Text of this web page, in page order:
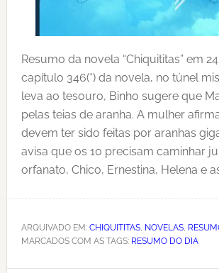
Resumo da novela “Chiquititas” em
capítulo 346(*) da novela, no túnel
leva ao tesouro, Binho sugere que
pelas teias de aranha. A mulher
devem ter sido feitas por aranhas
avisa que os 10 precisam caminhar
orfanato, Chico, Ernestina, Helena e
ARQUIVADO EM: CHIQUITITAS, NOVELAS,
MARCADOS COM AS TAGS: RESUMO DO DIA